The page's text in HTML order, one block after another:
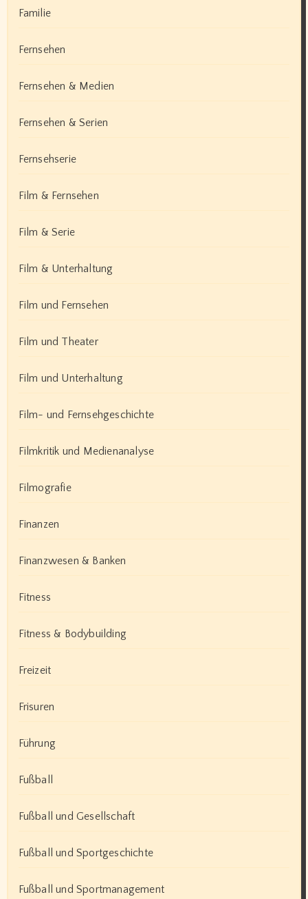
Familie
Fernsehen
Fernsehen & Medien
Fernsehen & Serien
Fernsehserie
Film & Fernsehen
Film & Serie
Film & Unterhaltung
Film und Fernsehen
Film und Theater
Film und Unterhaltung
Film- und Fernsehgeschichte
Filmkritik und Medienanalyse
Filmografie
Finanzen
Finanzwesen & Banken
Fitness
Fitness & Bodybuilding
Freizeit
Frisuren
Führung
Fußball
Fußball und Gesellschaft
Fußball und Sportgeschichte
Fußball und Sportmanagement